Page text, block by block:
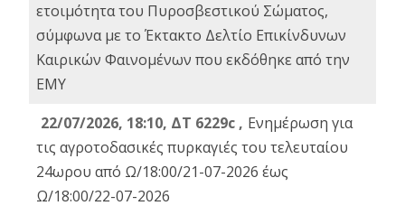
ετοιμότητα του Πυροσβεστικού Σώματος,
σύμφωνα με το Έκτακτο Δελτίο Επικίνδυνων
Καιρικών Φαινομένων που εκδόθηκε από την
ΕΜΥ
22/07/2026, 18:10, ΔΤ 6229c , Ενημέρωση για
τις αγροτοδασικές πυρκαγιές του τελευταίου
24ωρου από Ω/18:00/21-07-2026 έως
Ω/18:00/22-07-2026